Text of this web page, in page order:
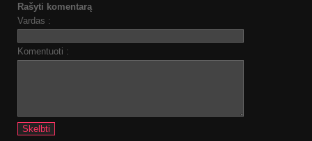
Rašyti komentarą
Vardas :
Komentuoti :